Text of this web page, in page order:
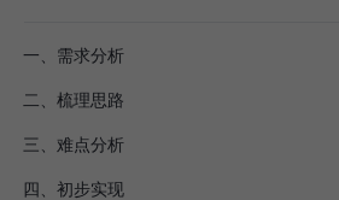
一、需求分析
二、梳理思路
三、难点分析
四、初步实现